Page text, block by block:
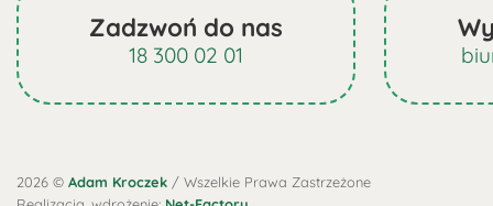
Zadzwoń do nas
18 300 02 01
2026 © Adam Kroczek / Wszelkie Prawa Zastrzeżone